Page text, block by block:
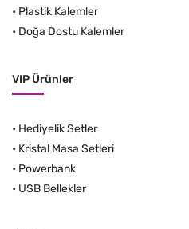
• Plastik Kalemler
• Doğa Dostu Kalemler
VIP Ürünler
• Hediyelik Setler
• Kristal Masa Setleri
• Powerbank
• USB Bellekler